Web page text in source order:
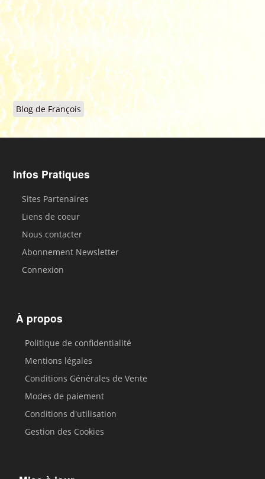
Blog de François
Infos Pratiques
Sites Partenaires
Liens de coeur
Nous contacter
Abonnement Newsletter
Connexion
À propos
Politique de confidentialité
Mentions légales
Conditions Générales de Vente
Modes de paiement
Conditions d'utilisation
Gestion des Cookies